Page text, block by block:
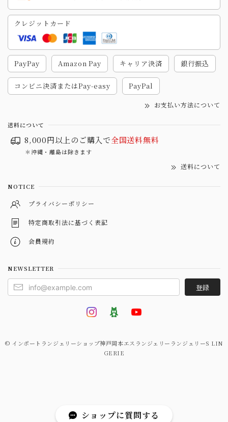
クレジットカード
PayPay Amazon Pay キャリア決済 銀行振込
コンビニ決済またはPay-easy PayPal
お支払い方法について
送料について
8,000円以上のご購入で全国送料無料
＊沖縄・離島は除きます
送料について
NOTICE
プライバシーポリシー
特定商取引法に基づく表記
会員規約
NEWSLETTER
登録
© インポートランジェリーショップ神戸岡本エスランジェリーランジェリーS LIN
GERIE
ショップに質問する